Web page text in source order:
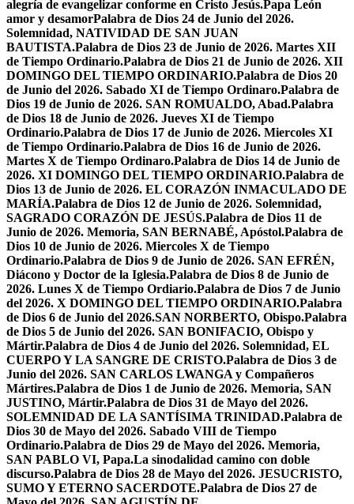
alegría de evangelizar conforme en Cristo Jesús.Papa León
amor y desamorPalabra de Dios 24 de Junio del 2026.
Solemnidad, NATIVIDAD DE SAN JUAN
BAUTISTA.Palabra de Dios 23 de Junio de 2026. Martes XII
de Tiempo Ordinario.Palabra de Dios 21 de Junio de 2026. XII
DOMINGO DEL TIEMPO ORDINARIO.Palabra de Dios 20
de Junio del 2026. Sabado XI de Tiempo Ordinaro.Palabra de
Dios 19 de Junio de 2026. SAN ROMUALDO, Abad.Palabra
de Dios 18 de Junio de 2026. Jueves XI de Tiempo
Ordinario.Palabra de Dios 17 de Junio de 2026. Miercoles XI
de Tiempo Ordinario.Palabra de Dios 16 de Junio de 2026.
Martes X de Tiempo Ordinaro.Palabra de Dios 14 de Junio de
2026. XI DOMINGO DEL TIEMPO ORDINARIO.Palabra de
Dios 13 de Junio de 2026. EL CORAZÓN INMACULADO DE
MARÍA.Palabra de Dios 12 de Junio de 2026. Solemnidad,
SAGRADO CORAZÓN DE JESÚS.Palabra de Dios 11 de
Junio de 2026. Memoria, SAN BERNABÉ, Apóstol.Palabra de
Dios 10 de Junio de 2026. Miercoles X de Tiempo
Ordinario.Palabra de Dios 9 de Junio de 2026. SAN EFRÉN,
Diácono y Doctor de la Iglesia.Palabra de Dios 8 de Junio de
2026. Lunes X de Tiempo Ordiario.Palabra de Dios 7 de Junio
del 2026. X DOMINGO DEL TIEMPO ORDINARIO.Palabra
de Dios 6 de Junio del 2026.SAN NORBERTO, Obispo.Palabra
de Dios 5 de Junio del 2026. SAN BONIFACIO, Obispo y
Mártir.Palabra de Dios 4 de Junio del 2026. Solemnidad, EL
CUERPO Y LA SANGRE DE CRISTO.Palabra de Dios 3 de
Junio del 2026. SAN CARLOS LWANGA y Compañeros
Mártires.Palabra de Dios 1 de Junio de 2026. Memoria, SAN
JUSTINO, Mártir.Palabra de Dios 31 de Mayo del 2026.
SOLEMNIDAD DE LA SANTÍSIMA TRINIDAD.Palabra de
Dios 30 de Mayo del 2026. Sabado VIII de Tiempo
Ordinario.Palabra de Dios 29 de Mayo del 2026. Memoria,
SAN PABLO VI, Papa.La sinodalidad camino con doble
discurso.Palabra de Dios 28 de Mayo del 2026. JESUCRISTO,
SUMO Y ETERNO SACERDOTE.Palabra de Dios 27 de